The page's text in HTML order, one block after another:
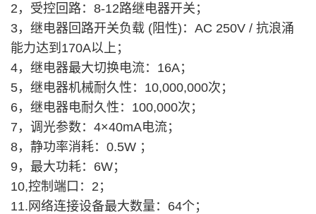
2，受控回路：8-12路继电器开关；
3，继电器回路开关负载 (阻性)：AC 250V / 抗浪涌
能力达到170A以上；
4，继电器最大切换电流：16A；
5，继电器机械耐久性：10,000,000次；
6，继电器电耐久性：100,000次；
7，调光参数：4×40mA电流；
8，静功率消耗：0.5W ；
9，最大功耗：6W；
10,控制端口：2；
11.网络连接设备最大数量：64个；